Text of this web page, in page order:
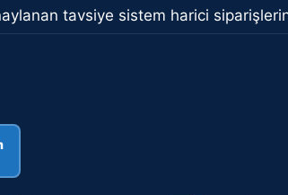
tavsiye sistem harici